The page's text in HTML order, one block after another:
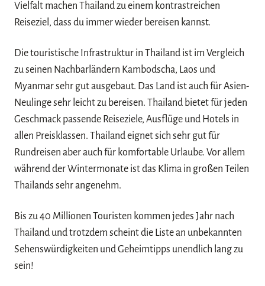
Vielfalt machen Thailand zu einem kontrastreichen
Reiseziel, dass du immer wieder bereisen kannst.
Die touristische Infrastruktur in Thailand ist im Vergleich
zu seinen Nachbarländern Kambodscha, Laos und
Myanmar sehr gut ausgebaut. Das Land ist auch für Asien-
Neulinge sehr leicht zu bereisen. Thailand bietet für jeden
Geschmack passende Reiseziele, Ausflüge und Hotels in
allen Preisklassen. Thailand eignet sich sehr gut für
Rundreisen aber auch für komfortable Urlaube. Vor allem
während der Wintermonate ist das Klima in großen Teilen
Thailands sehr angenehm.
Bis zu 40 Millionen Touristen kommen jedes Jahr nach
Thailand und trotzdem scheint die Liste an unbekannten
Sehenswürdigkeiten und Geheimtipps unendlich lang zu
sein!